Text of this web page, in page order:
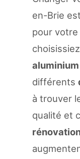
en-Brie
pour votre
aluminium
différents
à trouver
qualité et